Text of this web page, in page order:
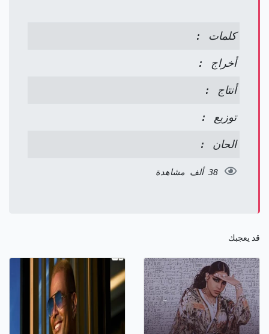
كلمات :
أخراج :
أنتاج :
توزيع :
الحان :
38 ألف مشاهدة
قد يعجبك